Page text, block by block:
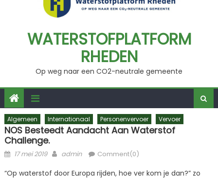
WATERSTOFPLATFORM
RHEDEN
Op weg naar een CO2-neutrale gemeente
Algemeen Internationaal Personenvervoer Vervoer
NOS Besteedt Aandacht Aan Waterstof
Challenge.
Posted
17 mei 2019 Author
admin Comment(0)
“Op waterstof door Europa rijden, hoe ver kom je dan?” zo